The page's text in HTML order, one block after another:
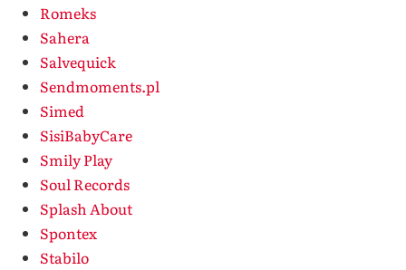
Romeks
Sahera
Salvequick
Sendmoments.pl
Simed
SisiBabyCare
Smily Play
Soul Records
Splash About
Spontex
Stabilo